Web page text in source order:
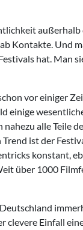
Kontakte. Und
hat. Man
vor einiger
einige
alle Teile
ist der
konstant,
über 1000
clevere Einfall